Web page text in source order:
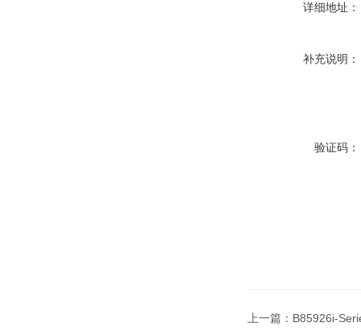
详细地址：
补充说明：
验证码：
上一篇： B85926i-